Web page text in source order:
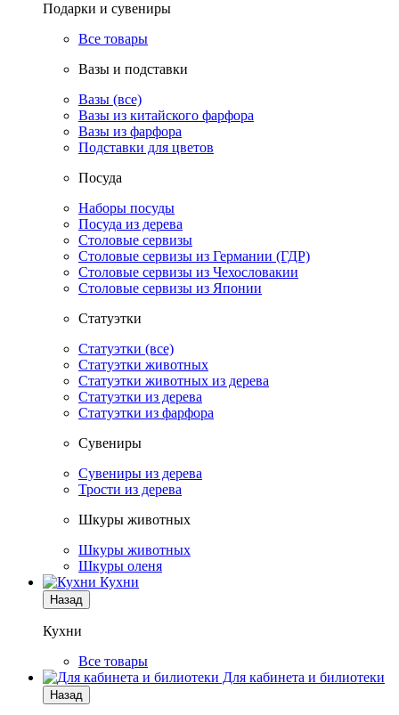
Подарки и сувениры
Все товары
Вазы и подставки
Вазы (все)
Вазы из китайского фарфора
Вазы из фарфора
Подставки для цветов
Посуда
Наборы посуды
Посуда из дерева
Столовые сервизы
Столовые сервизы из Германии (ГДР)
Столовые сервизы из Чехословакии
Столовые сервизы из Японии
Статуэтки
Статуэтки (все)
Статуэтки животных
Статуэтки животных из дерева
Статуэтки из дерева
Статуэтки из фарфора
Сувениры
Сувениры из дерева
Трости из дерева
Шкуры животных
Шкуры животных
Шкуры оленя
Кухни
Назад
Кухни
Все товары
Для кабинета и билиотеки
Назад